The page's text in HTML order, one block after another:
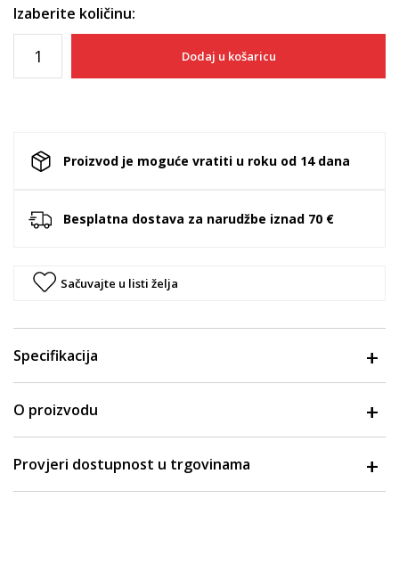
Izaberite količinu:
Dodaj u košaricu
Proizvod je moguće vratiti u roku od 14 dana
Besplatna dostava za narudžbe iznad 70 €
Sačuvajte u listi želja
Specifikacija
O proizvodu
Provjeri dostupnost u trgovinama